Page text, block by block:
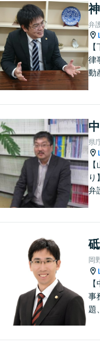
相
弁
律
動
り
決
県
り
弁
る
事
法
岡
事
題